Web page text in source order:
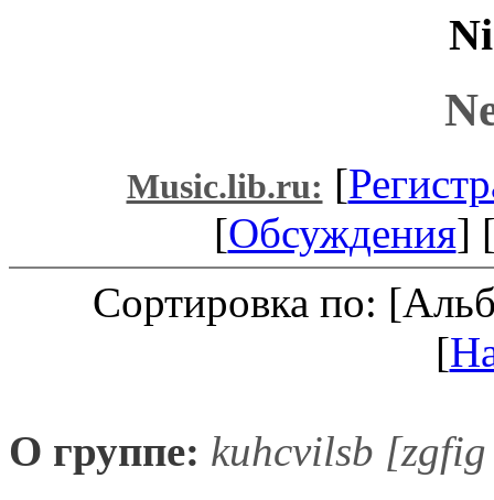
Music.lib.ru: [
[Обсуждения]
Сортировка по:
[
О группе: kuhcvilsb [zgfig